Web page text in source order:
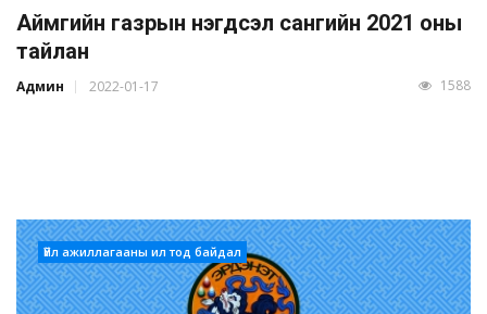
Аймгийн газрын нэгдсэл сангийн 2021 оны
тайлан
Админ 2022-01-17 1588
Үйл ажиллагааны ил тод байдал